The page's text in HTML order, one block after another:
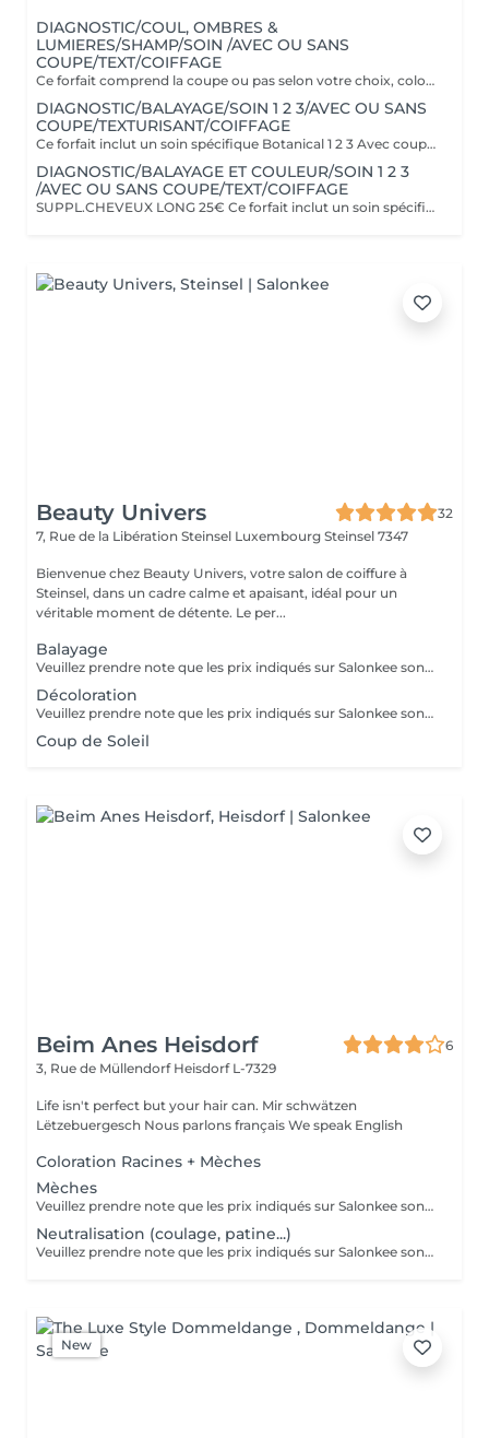
DIAGNOSTIC/COUL, OMBRES &
LUMIERES/SHAMP/SOIN /AVEC OU SANS
COUPE/TEXT/COIFFAGE
Ce forfait comprend la coupe ou pas selon votre choix, coloration sur toute la tête et ombres & lumières (effet soleil) Il comprend le soin Botanical 1 2 3 spécifique à la couleur.
DIAGNOSTIC/BALAYAGE/SOIN 1 2 3/AVEC OU SANS
COUPE/TEXTURISANT/COIFFAGE
Ce forfait inclut un soin spécifique Botanical 1 2 3 Avec coupe ou sans la coupe selon votre choix
DIAGNOSTIC/BALAYAGE ET COULEUR/SOIN 1 2 3
/AVEC OU SANS COUPE/TEXT/COIFFAGE
SUPPL.CHEVEUX LONG 25€ Ce forfait inclut un soin spécifique Botanical 1 2 3 Avec coupe ou sans la coupe selon votre choix
Beauty Univers
32
7, Rue de la Libération Steinsel Luxembourg Steinsel 7347
Bienvenue chez Beauty Univers, votre salon de coiffure à
Steinsel, dans un cadre calme et apaisant, idéal pour un
véritable moment de détente. Le per...
Balayage
Veuillez prendre note que les prix indiqués sur Salonkee sont communiqués à titre informatif et s'entendent de base. Ces derniers sont susceptibles de varier selon le diagnostic réalisé à votre arrivée au salon et l'expertise du professionnel à qui vous confiez votre beauté. Dans tous les cas, un devis précis vous sera proposé et toutes réalisations de prestations seront effectuées avec votre accord. Un grand merci d'avance pour votre compréhension. Au plaisir de vous revoir très vite.
Décoloration
Veuillez prendre note que les prix indiqués sur Salonkee sont communiqués à titre informatif et s'entendent de base. Ces derniers sont susceptibles de varier selon le diagnostic réalisé à votre arrivée au salon et l'expertise du professionnel à qui vous confiez votre beauté. Dans tous les cas, un devis précis vous sera proposé et toutes réalisations de prestations seront effectuées avec votre accord. Un grand merci d'avance pour votre compréhension. Au plaisir de vous revoir très vite.
Coup de Soleil
Beim Anes Heisdorf
6
3, Rue de Müllendorf Heisdorf L-7329
Life isn't perfect but your hair can. Mir schwätzen
Lëtzebuergesch Nous parlons français We speak English
Coloration Racines + Mèches
Mèches
Veuillez prendre note que les prix indiqués sur Salonkee sont communiqués à titre informatif et s'entendent de base. Ces derniers sont susceptibles de varier selon le diagnostic réalisé à votre arrivée au salon et l'expertise du professionnel à qui vous confiez votre beauté. Dans tous les cas, un devis précis vous sera proposé et toutes réalisations de prestations seront effectuées avec votre accord. Un grand merci d'avance pour votre compréhension. Au plaisir de vous recevoir très vite.
Neutralisation (coulage, patine...)
Veuillez prendre note que les prix indiqués sur Salonkee sont communiqués à titre informatif et s'entendent de base. Ces derniers sont susceptibles de varier selon le diagnostic réalisé à votre arrivée au salon et l'expertise du professionnel à qui vous confiez votre beauté. Dans tous les cas, un devis précis vous sera proposé et toutes réalisations de prestations seront effectuées avec votre accord. Un grand merci d'avance pour votre compréhension. Au plaisir de vous recevoir très vite.
New